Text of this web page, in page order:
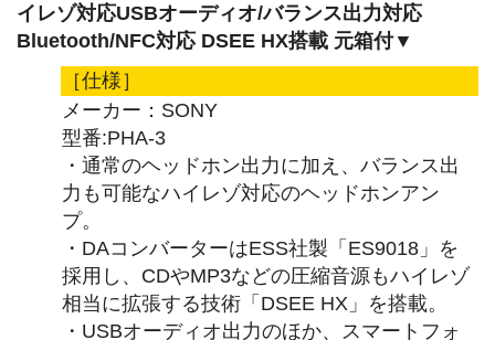
イレゾ対応USBオーディオ/バランス出力対応
Bluetooth/NFC対応 DSEE HX搭載 元箱付▼
［仕様］
メーカー：SONY
型番:PHA-3
・通常のヘッドホン出力に加え、バランス出
力も可能なハイレゾ対応のヘッドホンアン
プ。
・DAコンバーターはESS社製「ES9018」を
採用し、CDやMP3などの圧縮音源もハイレゾ
相当に拡張する技術「DSEE HX」を搭載。
・USBオーディオ出力のほか、スマートフォ